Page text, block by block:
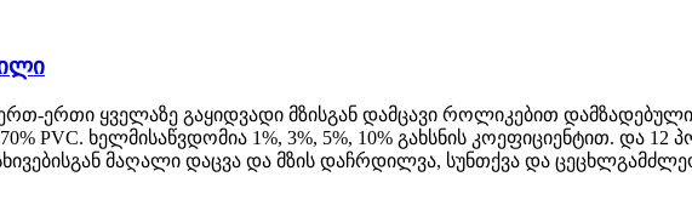
ერთ-ერთი ყველაზე გაყიდვადი მზისგან დამცავი როლიკებით
PVC. ხელმისაწვდომია 1%, 3%, 5%, 10% გახსნის კოეფიციენტით. და
მაღალი დაცვა და მზის დაჩრდილვა, სუნთქვა და